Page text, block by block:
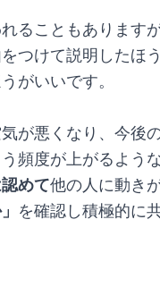
ることもあります
つけて説明したほ
がいいです。
が悪くなり、今後
頻度が上がるよう
めて他の人に動き
を確認し積極的に